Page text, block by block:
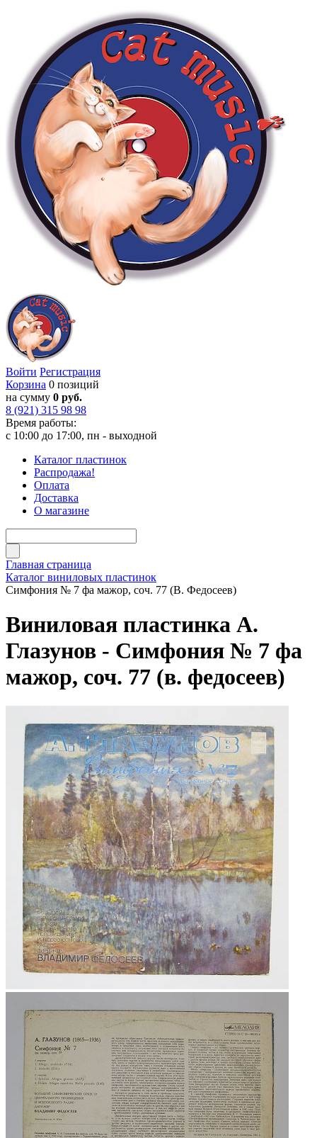
Войти Регистрация
Корзина 0 позиций
на сумму 0 руб.
8 (921) 315 98 98
Время работы:
с 10:00 до 17:00, пн - выходной
Каталог пластинок
Распродажа!
Оплата
Доставка
О магазине
Главная страница
Каталог виниловых пластинок
Симфония № 7 фа мажор, соч. 77 (В. Федосеев)
Виниловая пластинка А.
Глазунов - Симфония № 7 фа
мажор, соч. 77 (в. федосеев)